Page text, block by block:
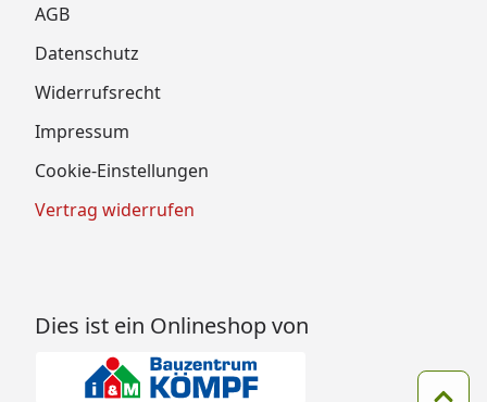
AGB
Datenschutz
Widerrufsrecht
Impressum
Cookie-Einstellungen
Vertrag widerrufen
Dies ist ein Onlineshop von